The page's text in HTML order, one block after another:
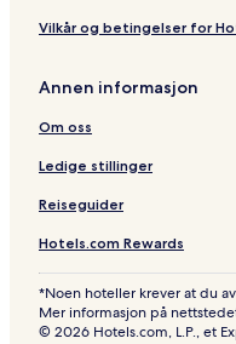
e
p
r
e
s
C
Vilkår og betingelser for
Annen informasjon
Om oss
Ledige stillinger
Reiseguider
Hotels.com Rewards
*Noen hoteller krever at du
Mer informasjon på
© 2026 Hotels.com, L.P., et